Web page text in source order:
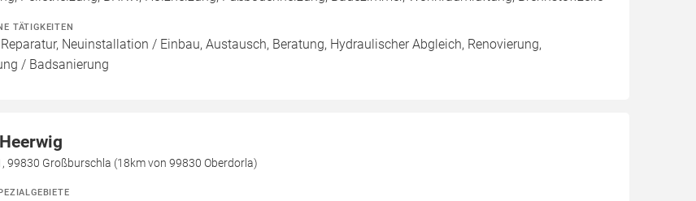
TÄTIGKEITEN
Neuinstallation / Einbau, Austausch, Beratung, Hydraulischer Abgleich, Renovierung,
/ Badsanierung
99830 Großburschla (18km von 99830 Oberdorla)